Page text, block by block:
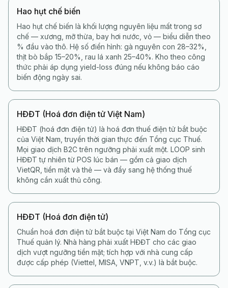
Hao hụt chế biến
Hao hụt chế biến là khối lượng nguyên liệu mất trong sơ
chế — xương, mỡ thừa, bay hơi nước, vỏ — biểu diễn theo
% đầu vào thô. Hệ số điển hình: gà nguyên con 28–32%,
thịt bò bắp 15–20%, rau lá xanh 25–40%. Kho theo công
thức phải áp dụng yield-loss đúng nếu không báo cáo
biến động ngày sai.
HĐĐT (Hoá đơn điện tử Việt Nam)
HĐĐT (hoá đơn điện tử) là hoá đơn thuế điện tử bắt buộc
của Việt Nam, truyền thời gian thực đến Tổng cục Thuế.
Mọi giao dịch B2C trên ngưỡng phải xuất một. LOOP sinh
HĐĐT tự nhiên từ POS lúc bán — gồm cả giao dịch
VietQR, tiền mặt và thẻ — và đẩy sang hệ thống thuế
không cần xuất thủ công.
HĐĐT (Hoá đơn điện tử)
Chuẩn hoá đơn điện tử bắt buộc tại Việt Nam do Tổng cục
Thuế quản lý. Nhà hàng phải xuất HĐĐT cho các giao
dịch vượt ngưỡng tiền mặt; tích hợp với nhà cung cấp
được cấp phép (Viettel, MISA, VNPT, v.v.) là bắt buộc.